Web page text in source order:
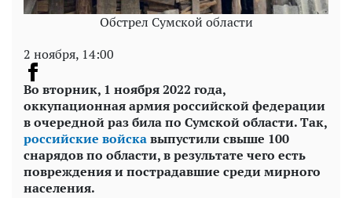
Обстрел Сумской области
2 ноября, 14:00
Во вторник, 1 ноября 2022 года,
оккупационная армия российской федерации
в очередной раз била по Сумской области. Так,
российские войскавыпустили свыше 100
снарядов по области, в результате чего есть
повреждения и пострадавшие среди мирного
населения.